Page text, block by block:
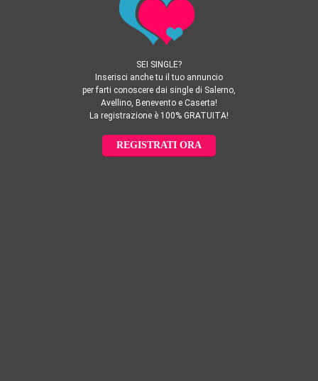
SEI SINGLE?
Inserisci anche tu il tuo annuncio
per farti conoscere dai single di Salerno,
Avellino, Benevento e Caserta!
La registrazione è 100% GRATUITA!
REGISTRATI ORA